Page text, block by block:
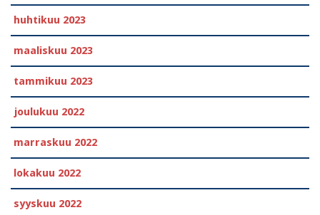
huhtikuu 2023
maaliskuu 2023
tammikuu 2023
joulukuu 2022
marraskuu 2022
lokakuu 2022
syyskuu 2022